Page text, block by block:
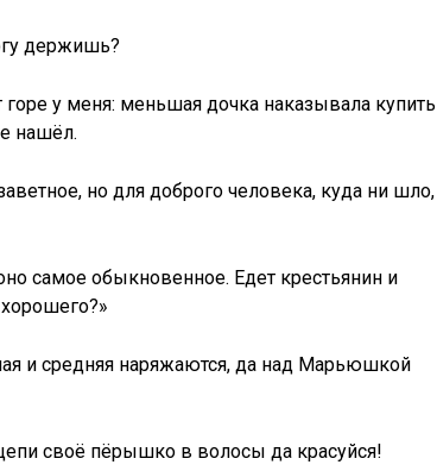
держишь?
у меня: меньшая дочка наказывала купить
нашёл.
но для доброго человека, куда ни шло,
самое обыкновенное. Едет крестьянин и
и средняя наряжаются, да над Марьюшкой
своё пёрышко в волосы да красуйся!